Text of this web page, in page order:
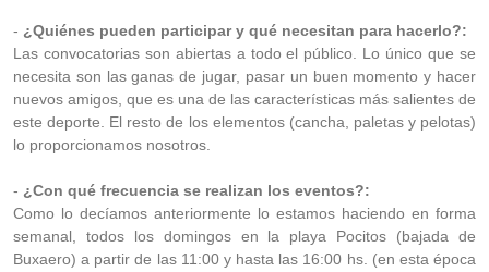
- ¿Quiénes pueden participar y qué necesitan para hacerlo?:
Las convocatorias son abiertas a todo el público. Lo único que se
necesita son las ganas de jugar, pasar un buen momento y hacer
nuevos amigos, que es una de las características más salientes de
este deporte. El resto de los elementos (cancha, paletas y pelotas)
lo proporcionamos nosotros.
- ¿Con qué frecuencia se realizan los eventos?:
Como lo decíamos anteriormente lo estamos haciendo en forma
semanal, todos los domingos en la playa Pocitos (bajada de
Buxaero) a partir de las 11:00 y hasta las 16:00 hs. (en esta época